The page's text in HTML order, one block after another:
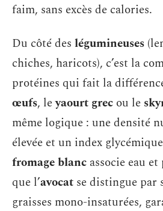
faim, sans excès de calories.
Du côté des légumineuses
chiches, haricots), c’est la
protéines qui fait la
œufs, leyaourt grec ou le
même logique : une densité
élevée et un index
fromage blanc associe eau
que l’avocat se distingue par
graisses mono-insaturées,